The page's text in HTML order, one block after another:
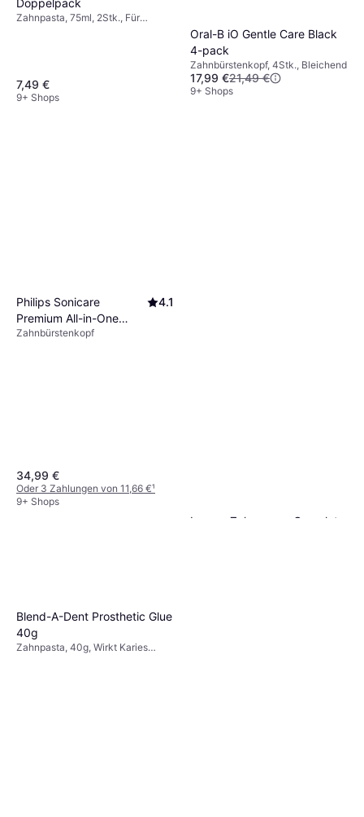
Zahnpasta, 75ml, 2Stk., Für
7,49 €
9+ Shops
Oral-B iO Gentle Care Black
4-pack
Zahnbürstenkopf, 4Stk., Bleichend
17,99 €21,49 €
9+ Shops
Philips Sonicare
Premium All-in-One
HX9094/88 4 Stück
4.1
Zahnbürstenkopf
34,99 €
Oder 3 Zahlungen von 11,66 €¹
9+ Shops
Lavera Zahncreme Complete
Blend-A-Dent Prosthetic Glue
40g
Zahnpasta, 40g, Wirkt Karies